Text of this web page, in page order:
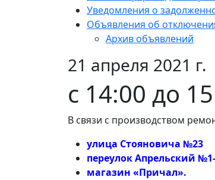
Уведомления о
Объявления об
Архив объявлений
21 апреля 2021 г.
с 14:00 до
В связи с производством
улица Стояновича №23
переулок Апрельский
магазин «Причал».